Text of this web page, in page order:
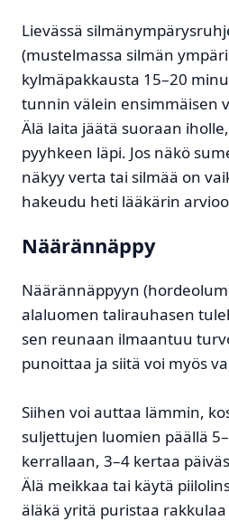
Lievässä
(mustelmassa silmän
kylmäpakkausta 15–20
tunnin välein ensimmäisen
Älä laita jäätä suoraan
pyyhkeen läpi. Jos näkö
näkyy verta tai silmää on
hakeudu heti lääkärin
Näärännäppy
Näärännäppyyn
alaluomen talirauhasen
sen reunaan ilmaantuu
punoittaa ja siitä voi myös
Siihen voi auttaa lämmin,
suljettujen luomien päällä
kerrallaan, 3–4 kertaa
Älä meikkaa tai käytä
äläkä yritä puristaa rakkulaa